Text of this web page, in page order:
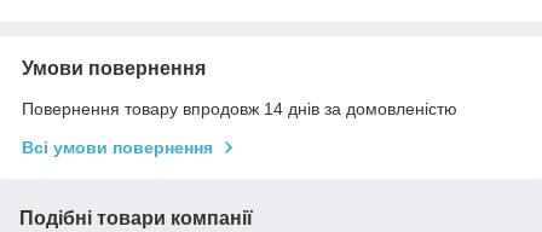
Умови повернення
Повернення товару впродовж 14 днів за домовленістю
Всі умови повернення
Подібні товари компанії